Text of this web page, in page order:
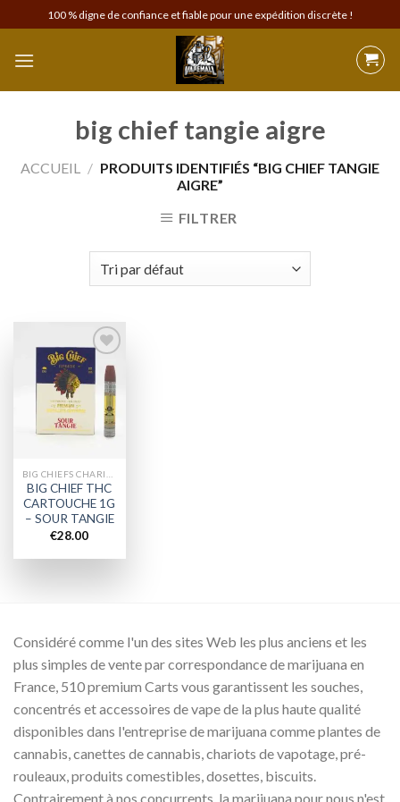
to
content
100 % digne de confiance et fiable pour une expédition discrète !
big chief tangie aigre
ACCUEIL / PRODUITS IDENTIFIÉS “BIG CHIEF TANGIE
AIGRE”
FILTRER
Add to
wishlist
BIG CHIEF THC
CARTOUCHE 1G
– SOUR TANGIE
€28.00
Considéré comme l'un des sites Web les plus anciens et les
plus simples de vente par correspondance de marijuana en
France, 510 premium Carts vous garantissent les souches,
concentrés et accessoires de vape de la plus haute qualité
disponibles dans l'entreprise de marijuana comme plantes de
cannabis, canettes de cannabis, chariots de vapotage, pré-
rouleaux, produits comestibles, dosettes, biscuits.
Contrairement à nos concurrents, la marijuana pour nous n'est